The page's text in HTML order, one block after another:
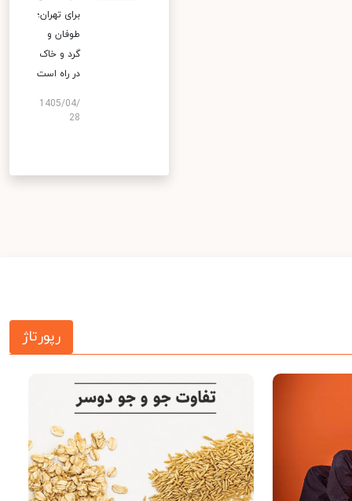
برای تهران؛
طوفان و
گرد و خاک
در راه است
1405/04/
28
رپورتاژ